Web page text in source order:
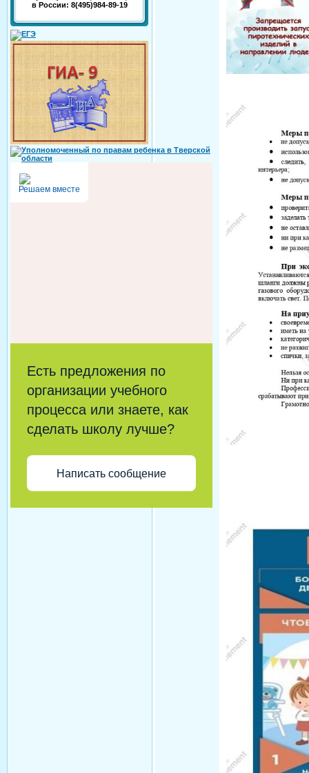
в России: 8(495)984-89-19
Решаем вместе
Есть предложения по
организации учебного
процесса или знаете, как
сделать школу лучше?
Написать сообщение